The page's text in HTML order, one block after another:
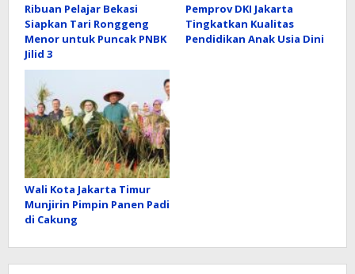
Ribuan Pelajar Bekasi
Siapkan Tari Ronggeng
Menor untuk Puncak PNBK
Jilid 3
Pemprov DKI Jakarta
Tingkatkan Kualitas
Pendidikan Anak Usia Dini
Wali Kota Jakarta Timur
Munjirin Pimpin Panen Padi
di Cakung